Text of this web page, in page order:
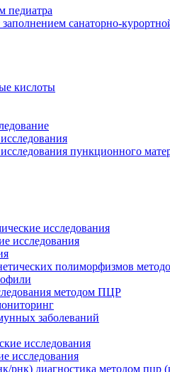
педиатра
санаторно-
кислоты
пункционного
исследования
исследования
полиморфизмов
методом ПЦР
заболеваний
исследования
исследования
рнк) диагностика методом пцр